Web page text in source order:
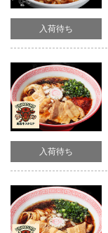
入荷待ち
入荷待ち